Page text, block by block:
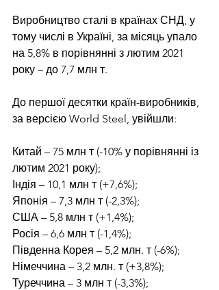
Виробництво сталі в країнах СНД, у
тому числі в Україні, за місяць упало
на 5,8% в порівнянні з лютим 2021
року – до 7,7 млн т.
До першої десятки країн-виробників,
за версією World Steel, увійшли:
Китай – 75 млн т (-10% у порівнянні із
лютим 2021 року);
Індія – 10,1 млн т (+7,6%);
Японія – 7,3 млн т (-2,3%);
США – 5,8 млн т (+1,4%);
Росія – 6,6 млн т (-1,4%);
Південна Корея – 5,2 млн. т (-6%);
Німеччина – 3,2 млн. т (+3,8%);
Туреччина – 3 млн т (-3,3%);